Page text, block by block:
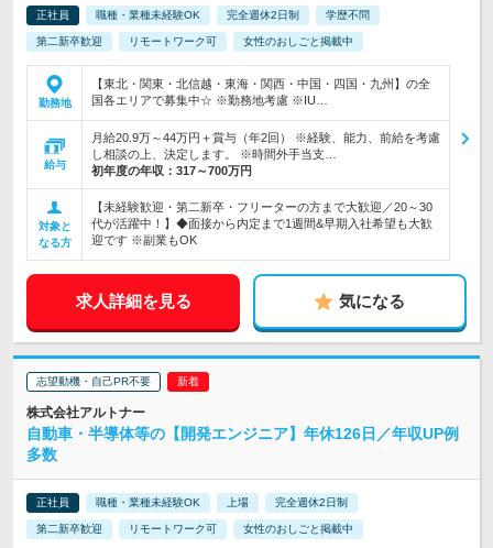
正社員 職種・業種未経験OK 完全週休2日制 学歴不問
第二新卒歓迎 リモートワーク可 女性のおしごと掲載中
勤務地
【東北・関東・北信越・東海・関西・中国・四国・九州】の全
国各エリアで募集中☆ ※勤務地考慮 ※IU…
給与
月給20.9万～44万円＋賞与（年2回） ※経験、能力、前給を考慮
し相談の上、決定します。 ※時間外手当支…
初年度の年収： 317～700万円
対象と
なる方
【未経験歓迎・第二新卒・フリーターの方まで大歓迎／20～30
代が活躍中！】◆面接から内定まで1週間&早期入社希望も大歓
迎です ※副業もOK
求人詳細を見る 気になる
志望動機・自己PR不要
株式会社アルトナー
自動車・半導体等の【開発エンジニア】年休126日／年収UP例
多数
正社員 職種・業種未経験OK 上場 完全週休2日制
第二新卒歓迎 リモートワーク可 女性のおしごと掲載中